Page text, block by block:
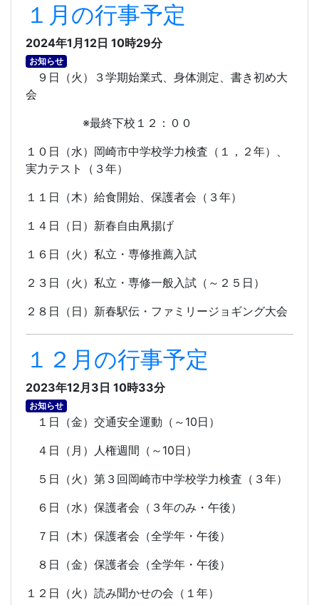
１月の行事予定
2024年1月12日 10時29分
お知らせ
９日（火）３学期始業式、身体測定、書き初め大
会
※最終下校１２：００
１０日（水）岡崎市中学校学力検査（１，２年）、
実力テスト（３年）
１１日（木）給食開始、保護者会（３年）
１４日（日）新春自由凧揚げ
１６日（火）私立・専修推薦入試
２３日（火）私立・専修一般入試（～２５日）
２８日（日）新春駅伝・ファミリージョギング大会
１２月の行事予定
2023年12月3日 10時33分
お知らせ
１日（金）交通安全運動（～ 10日）
４日（月）人権週間（～ 10日）
５日（火）第３回岡崎市中学校学力検査（３年）
６日（水）保護者会（３年のみ・午後）
７日（木）保護者会（全学年・午後）
８日（金）保護者会（全学年・午後）
１２日（火）読み聞かせの会（１年）